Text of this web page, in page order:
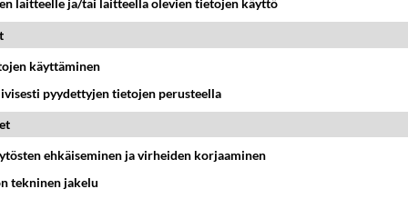
VS pitssa
ottaisitte kalakuko vai piza nyt äänestys...
laitteelle ja/tai laitteella olevien tietojen käyttö
käyttäminen
pyydettyjen tietojen perusteella
ehkäiseminen ja virheiden korjaaminen
tekninen jakelu